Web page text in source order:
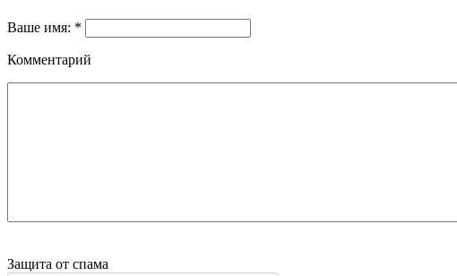
Ваше имя: *
Комментарий
Защита от спама